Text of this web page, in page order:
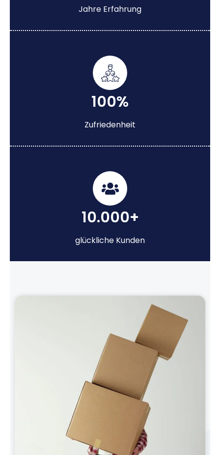
Jahre Erfahrung
100%
Zufriedenheit
10.000+
glückliche Kunden